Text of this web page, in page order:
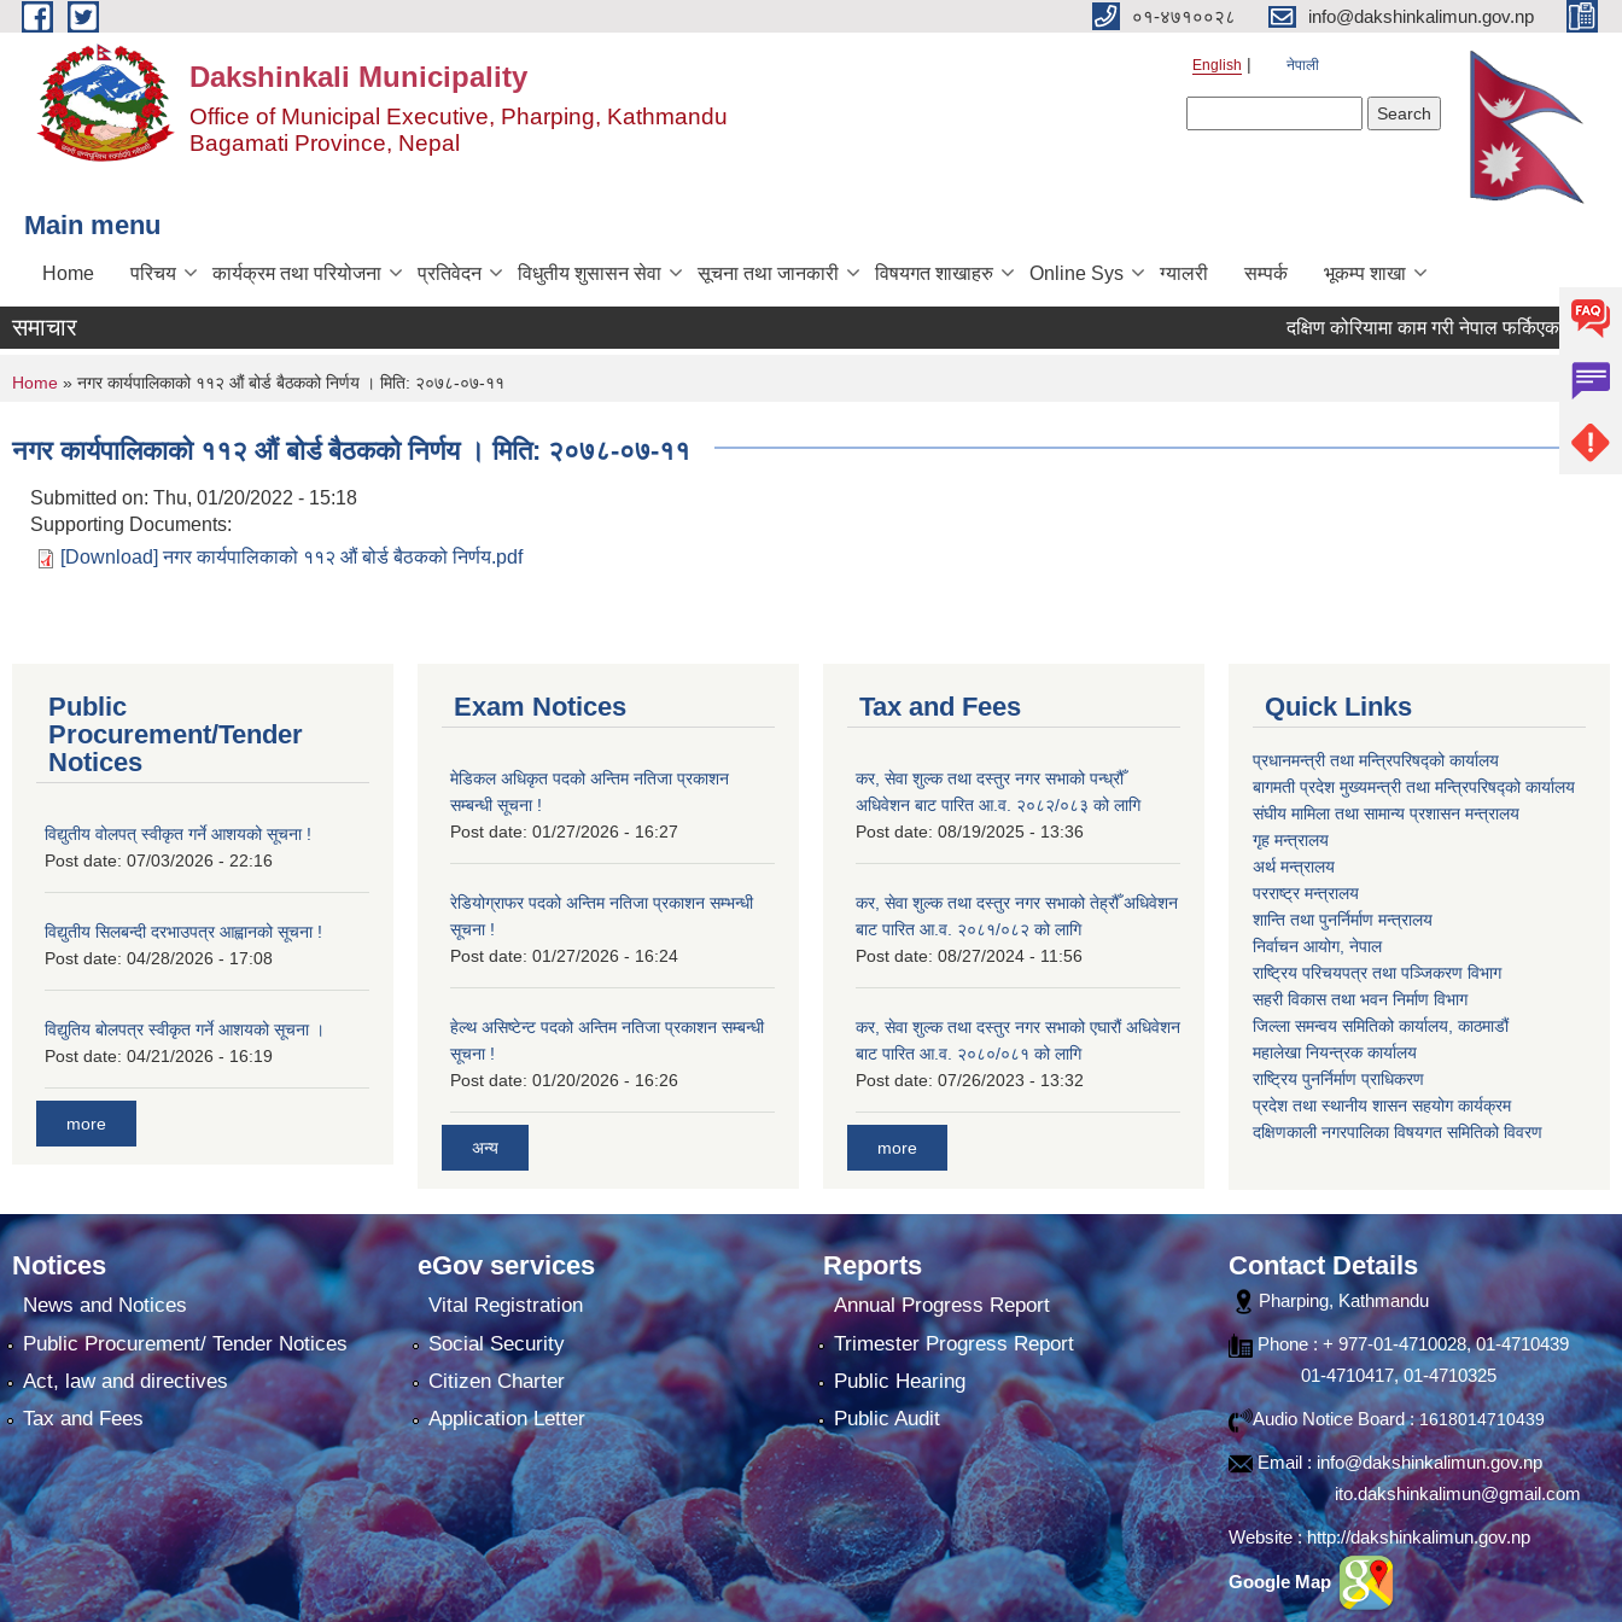
Skip to main content ०१-४७१००२८ info@dakshinkalimun.gov.np
Dakshinkali Municipality
Office of Municipal Executive, Pharping, Kathmandu
Bagamati Province, Nepal
English नेपाली
Main menu
Home परिचय कार्यक्रम तथा परियोजना प्रतिवेदन विधुतीय शुसासन सेवा सूचना तथा जानकारी विषयगत शाखाहरु Online Sys ग्यालरी सम्पर्क भूकम्प शाखा
समाचार दक्षिण कोरियामा काम गरी नेपाल फर्किएका
You are here
Home » नगर कार्यपालिकाको ११२ औं बोर्ड बैठकको निर्णय । मिति: २०७८-०७-११
नगर कार्यपालिकाको ११२ औं बोर्ड बैठकको निर्णय । मिति: २०७८-०७-११
Submitted on: Thu, 01/20/2022 - 15:18
Supporting Documents:
[Download] नगर कार्यपालिकाको ११२ औं बोर्ड बैठकको निर्णय.pdf
Public
Procurement/Tender
Notices
विद्युतीय वोलपत् स्वीकृत गर्ने आशयको सूचना !
Post date: 07/03/2026 - 22:16
विद्युतीय सिलबन्दी दरभाउपत्र आह्वानको सूचना !
Post date: 04/28/2026 - 17:08
विद्युतिय बोलपत्र स्वीकृत गर्ने आशयको सूचना ।
Post date: 04/21/2026 - 16:19
more
Exam Notices
मेडिकल अधिकृत पदको अन्तिम नतिजा प्रकाशन
सम्बन्धी सूचना !
Post date: 01/27/2026 - 16:27
रेडियोग्राफर पदको अन्तिम नतिजा प्रकाशन सम्भन्धी
सूचना !
Post date: 01/27/2026 - 16:24
हेल्थ असिष्टेन्ट पदको अन्तिम नतिजा प्रकाशन सम्बन्धी
सूचना !
Post date: 01/20/2026 - 16:26
अन्य
Tax and Fees
कर, सेवा शुल्क तथा दस्तुर नगर सभाको पन्ध्रौँ
अधिवेशन बाट पारित आ.व. २०८२/०८३ को लागि
Post date: 08/19/2025 - 13:36
कर, सेवा शुल्क तथा दस्तुर नगर सभाको तेह्रौँ अधिवेशन
बाट पारित आ.व. २०८१/०८२ को लागि
Post date: 08/27/2024 - 11:56
कर, सेवा शुल्क तथा दस्तुर नगर सभाको एघारौं अधिवेशन
बाट पारित आ.व. २०८०/०८१ को लागि
Post date: 07/26/2023 - 13:32
more
Quick Links
प्रधानमन्त्री तथा मन्त्रिपरिषद्को कार्यालय
बागमती प्रदेश मुख्यमन्त्री तथा मन्त्रिपरिषद्को कार्यालय
संघीय मामिला तथा सामान्य प्रशासन मन्त्रालय
गृह मन्त्रालय
अर्थ मन्त्रालय
परराष्ट्र मन्त्रालय
शान्ति तथा पुनर्निर्माण मन्त्रालय
निर्वाचन आयोग, नेपाल
राष्ट्रिय परिचयपत्र तथा पञ्जिकरण विभाग
सहरी विकास तथा भवन निर्माण विभाग
जिल्ला समन्वय समितिको कार्यालय, काठमाडौं
महालेखा नियन्त्रक कार्यालय
राष्ट्रिय पुनर्निर्माण प्राधिकरण
प्रदेश तथा स्थानीय शासन सहयोग कार्यक्रम
दक्षिणकाली नगरपालिका विषयगत समितिको विवरण
Notices
News and Notices
Public Procurement/ Tender Notices
Act, law and directives
Tax and Fees
eGov services
Vital Registration
Social Security
Citizen Charter
Application Letter
Reports
Annual Progress Report
Trimester Progress Report
Public Hearing
Public Audit
Contact Details
Pharping, Kathmandu
Phone : + 977-01-4710028, 01-4710439
01-4710417, 01-4710325
Audio Notice Board :1618014710439
Email :info@dakshinkalimun.gov.np
ito.dakshinkalimun@gmail.com
Website :http://dakshinkalimun.gov.np
Google Map